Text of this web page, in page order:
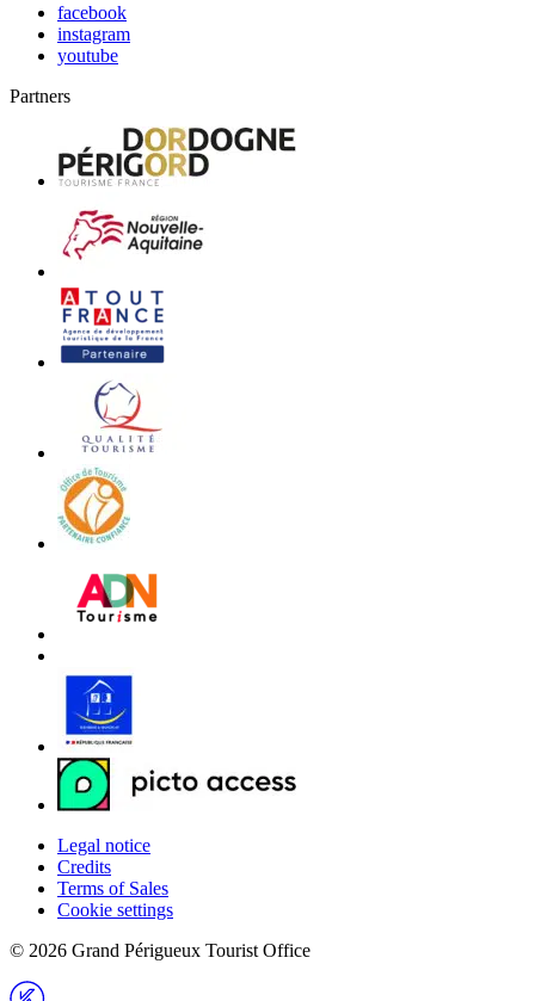
facebook
instagram
youtube
Partners
Legal notice
Credits
Terms of Sales
Cookie settings
© 2026 Grand Périgueux Tourist Office